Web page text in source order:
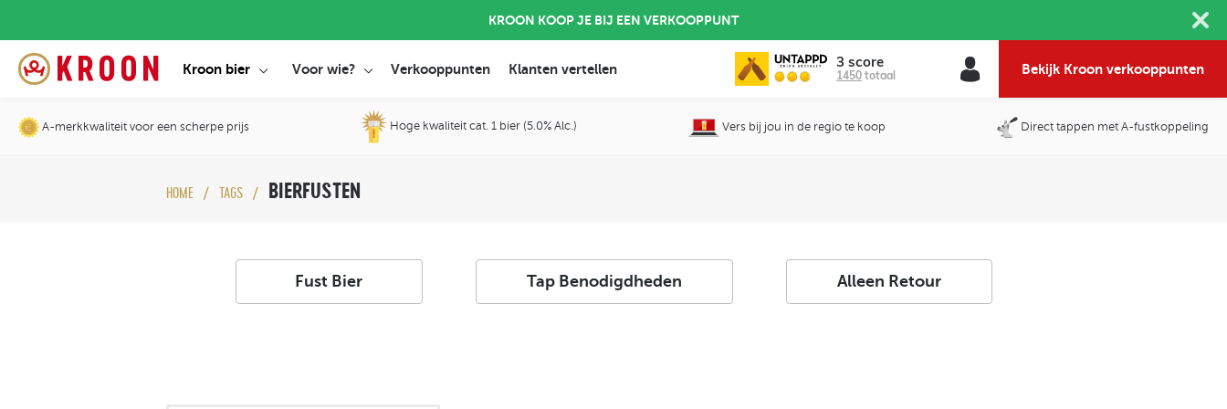
KROON KOOP JE BIJ EEN VERKOOPPUNT
Kroon bier Voor wie? Verkooppunten Klanten vertellen 3 score
1450 totaal Bekijk Kroon verkooppunten
A-merkkwaliteit voor een scherpe prijs Hoge kwaliteit cat. 1 bier (5.0% Alc.) Vers bij jou in de regio te koop Direct tappen met A-fustkoppeling
HOME TAGS BIERFUSTEN
Fust Bier Tap Benodigdheden Alleen Retour